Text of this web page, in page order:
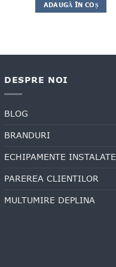
ADAUGĂ ÎN COȘ
DESPRE NOI
BLOG
BRANDURI
ECHIPAMENTE INSTALATE
PAREREA CLIENTILOR
MULTUMIRE DEPLINA